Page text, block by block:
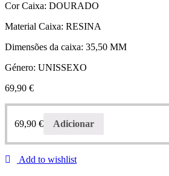
Cor Caixa: DOURADO
Material Caixa: RESINA
Dimensões da caixa: 35,50 MM
Género: UNISSEXO
69,90 €
69,90 € Adicionar
Add to wishlist